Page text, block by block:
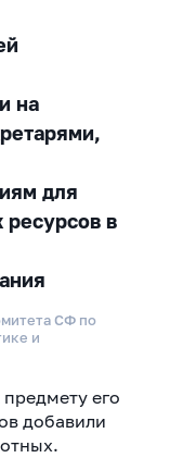
на
для
в
СФ по
и
его
добавили